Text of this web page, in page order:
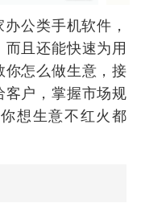
公类手机软件，
且还能快速为用
你怎么做生意，接
客户，掌握市场规
想生意不红火都